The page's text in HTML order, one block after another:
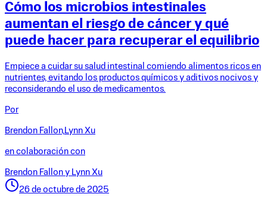
Cómo los microbios intestinales
aumentan el riesgo de cáncer y qué
puede hacer para recuperar el equilibrio
Empiece a cuidar su salud intestinal comiendo alimentos ricos en
nutrientes, evitando los productos químicos y aditivos nocivos y
reconsiderando el uso de medicamentos.
Por
Brendon Fallon,Lynn Xu
en colaboración con
Brendon Fallon y Lynn Xu
26 de octubre de 2025